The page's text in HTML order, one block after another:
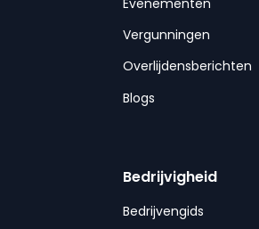
Vergunningen
Overlijdensberichten
Blogs
Bedrijvigheid
Bedrijvengids